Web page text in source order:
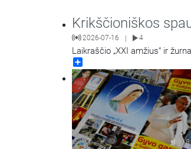
Krikščioniškos
2026-07-16 | 4
Laikraščio „XXI amžius“ ir